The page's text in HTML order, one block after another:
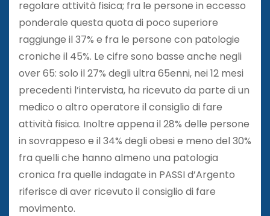
regolare attività fisica; fra le persone in eccesso
ponderale questa quota di poco superiore
raggiunge il 37% e fra le persone con patologie
croniche il 45%. Le cifre sono basse anche negli
over 65: solo il 27% degli ultra 65enni, nei 12 mesi
precedenti l’intervista, ha ricevuto da parte di un
medico o altro operatore il consiglio di fare
attività fisica. Inoltre appena il 28% delle persone
in sovrappeso e il 34% degli obesi e meno del 30%
fra quelli che hanno almeno una patologia
cronica fra quelle indagate in PASSI d’Argento
riferisce di aver ricevuto il consiglio di fare
movimento.